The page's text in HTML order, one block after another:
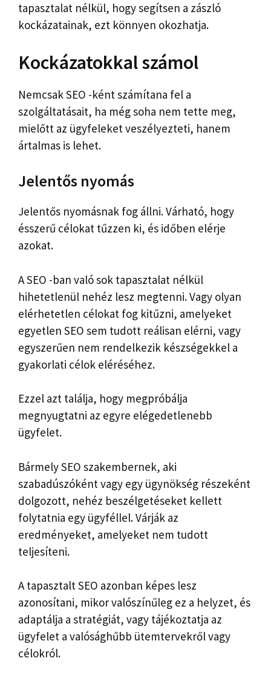
tapasztalat nélkül, hogy segítsen a zászló
kockázatainak, ezt könnyen okozhatja.
Kockázatokkal számol
Nemcsak SEO -ként számítana fel a
szolgáltatásait, ha még soha nem tette meg,
mielőtt az ügyfeleket veszélyezteti, hanem
ártalmas is lehet.
Jelentős nyomás
Jelentős nyomásnak fog állni. Várható, hogy
ésszerű célokat tűzzen ki, és időben elérje
azokat.
A SEO -ban való sok tapasztalat nélkül
hihetetlenül nehéz lesz megtenni. Vagy olyan
elérhetetlen célokat fog kitűzni, amelyeket
egyetlen SEO sem tudott reálisan elérni, vagy
egyszerűen nem rendelkezik készségekkel a
gyakorlati célok eléréséhez.
Ezzel azt találja, hogy megpróbálja
megnyugtatni az egyre elégedetlenebb
ügyfelet.
Bármely SEO szakembernek, aki
szabadúszóként vagy egy ügynökség részeként
dolgozott, nehéz beszélgetéseket kellett
folytatnia egy ügyféllel. Várják az
eredményeket, amelyeket nem tudott
teljesíteni.
A tapasztalt SEO azonban képes lesz
azonosítani, mikor valószínűleg ez a helyzet, és
adaptálja a stratégiát, vagy tájékoztatja az
ügyfelet a valósághűbb ütemtervekről vagy
célokról.